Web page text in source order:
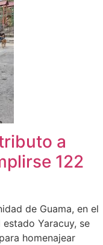
a
122
de Guama, en el
Yaracuy, se
homenajear